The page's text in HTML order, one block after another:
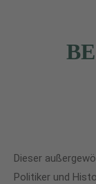
Dieser
Politiker und